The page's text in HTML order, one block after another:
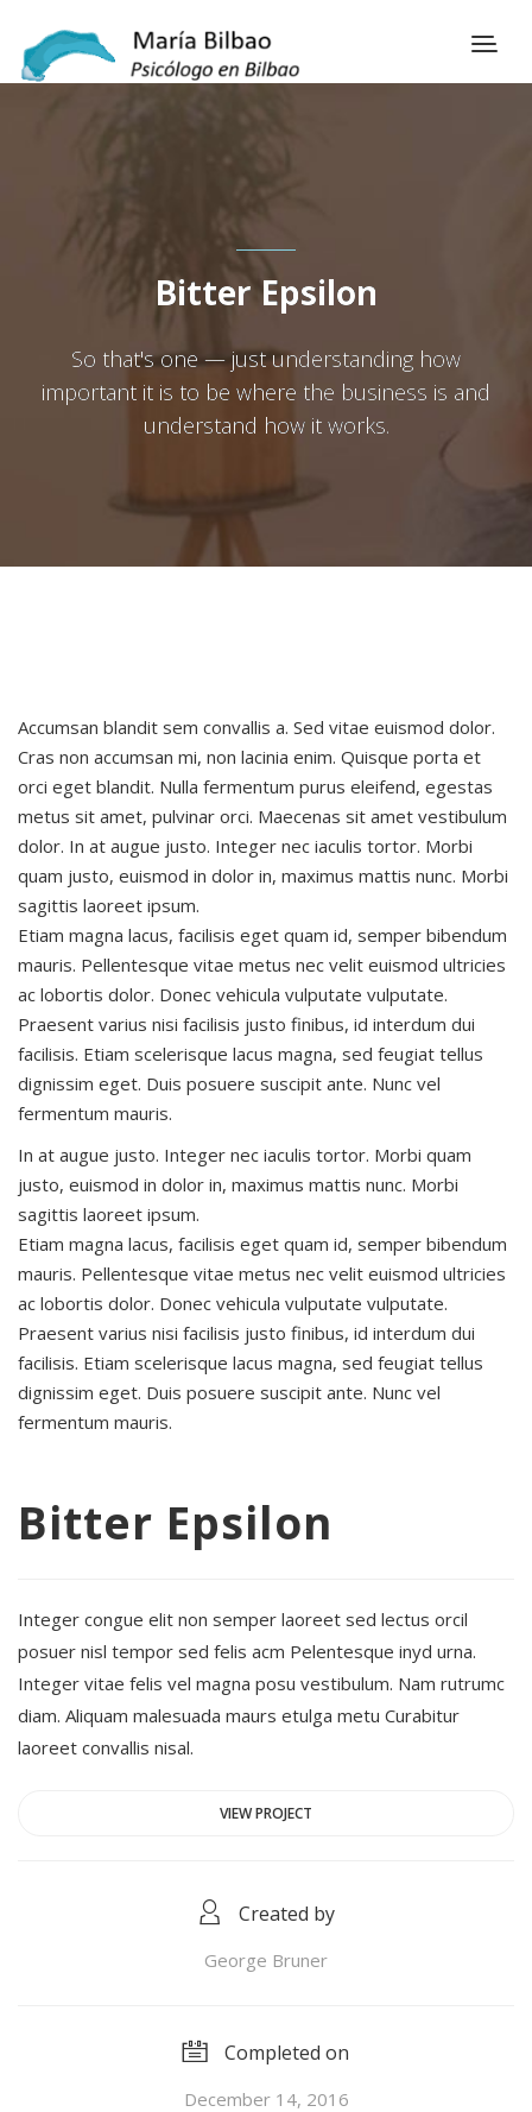
Bitter Epsilon
So that's one — just understanding how
important it is to be where the business is and
understand how it works.
Accumsan blandit sem convallis a. Sed vitae euismod dolor.
Cras non accumsan mi, non lacinia enim. Quisque porta et
orci eget blandit. Nulla fermentum purus eleifend, egestas
metus sit amet, pulvinar orci. Maecenas sit amet vestibulum
dolor. In at augue justo. Integer nec iaculis tortor. Morbi
quam justo, euismod in dolor in, maximus mattis nunc. Morbi
sagittis laoreet ipsum.
Etiam magna lacus, facilisis eget quam id, semper bibendum
mauris. Pellentesque vitae metus nec velit euismod ultricies
ac lobortis dolor. Donec vehicula vulputate vulputate.
Praesent varius nisi facilisis justo finibus, id interdum dui
facilisis. Etiam scelerisque lacus magna, sed feugiat tellus
dignissim eget. Duis posuere suscipit ante. Nunc vel
fermentum mauris.
In at augue justo. Integer nec iaculis tortor. Morbi quam
justo, euismod in dolor in, maximus mattis nunc. Morbi
sagittis laoreet ipsum.
Etiam magna lacus, facilisis eget quam id, semper bibendum
mauris. Pellentesque vitae metus nec velit euismod ultricies
ac lobortis dolor. Donec vehicula vulputate vulputate.
Praesent varius nisi facilisis justo finibus, id interdum dui
facilisis. Etiam scelerisque lacus magna, sed feugiat tellus
dignissim eget. Duis posuere suscipit ante. Nunc vel
fermentum mauris.
Bitter Epsilon
Integer congue elit non semper laoreet sed lectus orcil
posuer nisl tempor sed felis acm Pelentesque inyd urna.
Integer vitae felis vel magna posu vestibulum. Nam rutrumc
diam. Aliquam malesuada maurs etulga metu Curabitur
laoreet convallis nisal.
VIEW PROJECT
Created by
George Bruner
Completed on
December 14, 2016